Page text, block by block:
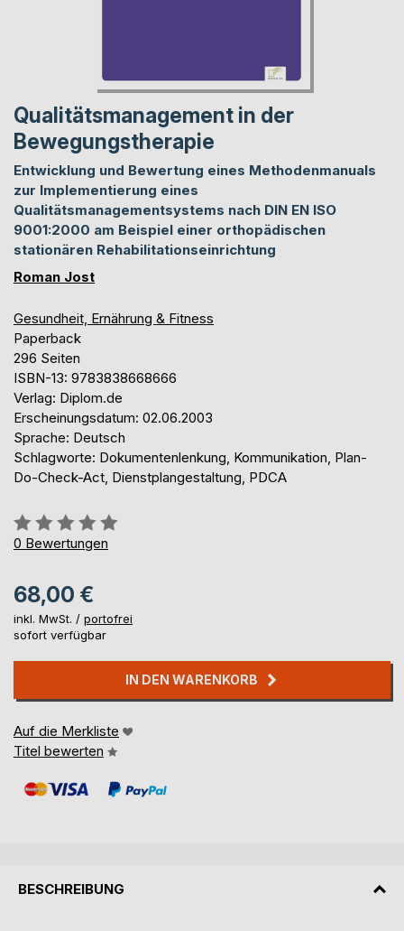
Qualitätsmanagement in der
Bewegungstherapie
Entwicklung und Bewertung eines Methodenmanuals
zur Implementierung eines
Qualitätsmanagementsystems nach DIN EN ISO
9001:2000 am Beispiel einer orthopädischen
stationären Rehabilitationseinrichtung
Roman Jost
Gesundheit, Ernährung & Fitness
Paperback
296 Seiten
ISBN-13: 9783838668666
Verlag: Diplom.de
Erscheinungsdatum: 02.06.2003
Sprache: Deutsch
Schlagworte: Dokumentenlenkung, Kommunikation, Plan-
Do-Check-Act, Dienstplangestaltung, PDCA
Bewertung::
0%
0 Bewertungen
68,00 €
inkl. MwSt. / portofrei
sofort verfügbar
IN DEN WARENKORB
Auf die Merkliste
Titel bewerten
BESCHREIBUNG